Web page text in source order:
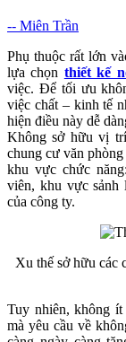
-- Miên Trần
Phụ thuộc rất lớn
lựa chọn thiết kế
việc. Để tối ưu
việc chất – kinh tế
hiện điều này dễ
Không sở hữu vị
chung cư văn
khu vực chức
viên, khu vực sảnh
của công ty.
Xu thế sở hữu các
Tuy nhiên, không
mà yêu cầu về